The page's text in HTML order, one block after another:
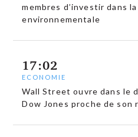
membres d’investir dans
environnementale
17:02
ECONOMIE
Wall Street ouvre dans le
Dow Jones proche de son